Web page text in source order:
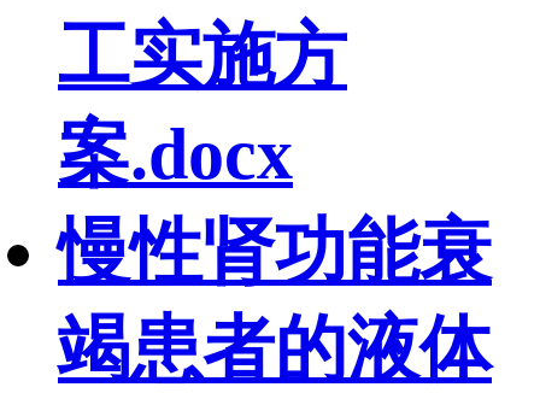
工实施方
案.docx
慢性肾功能衰
竭患者的液体